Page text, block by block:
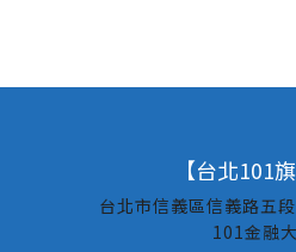
【台北101
台北市信義區信義路五
101金融